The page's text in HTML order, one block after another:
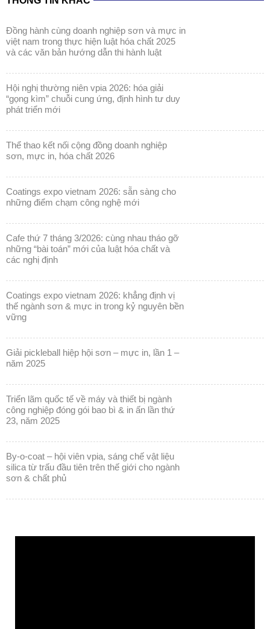
đồng hành cùng doanh nghiệp sơn và mực in
việt nam trong thực hiện luật hóa chất 2025
và các văn bản hướng dẫn thi hành luật
hội nghị thường niên vpia 2026: hóa giải
“gọng kìm” chuỗi cung ứng, định hình tư duy
phát triển mới
thể thao kết nối cộng đồng doanh nghiệp
sơn, mực in, hóa chất 2026
coatings expo vietnam 2026: sẵn sàng cho
những điểm chạm công nghệ mới
cafe thứ 7 tháng 3/2026: cùng nhau tháo gỡ
những “bài toán” mới của luật hóa chất và
các nghị định
coatings expo vietnam 2026: khẳng định vị
thế ngành sơn & mực in trong kỷ nguyên bền
vững
giải pickleball hiệp hội sơn – mực in, lần 1 –
năm 2025
triển lãm quốc tế về máy và thiết bị ngành
công nghiệp đóng gói bao bì & in ấn lần thứ
23, năm 2025
by-o-coat – hội viên vpia, sáng chế vật liệu
silica từ trấu đầu tiên trên thế giới cho ngành
sơn & chất phủ